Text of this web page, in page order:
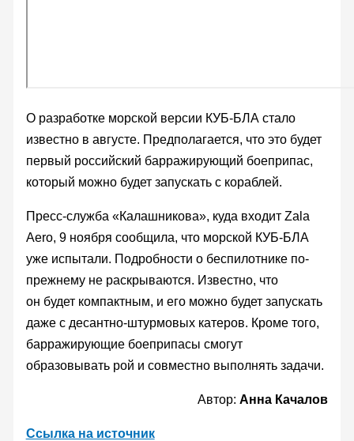
О разработке морской версии КУБ-БЛА стало
известно в августе. Предполагается, что это будет
первый российский барражирующий боеприпас,
который можно будет запускать с кораблей.
Пресс-служба «Калашникова», куда входит Zala
Aero, 9 ноября сообщила, что морской КУБ-БЛА
уже испытали. Подробности о беспилотнике по-
прежнему не раскрываются. Известно, что
он будет компактным, и его можно будет запускать
даже с десантно-штурмовых катеров. Кроме того,
барражирующие боеприпасы смогут
образовывать рой и совместно выполнять задачи.
Автор:Анна Качалов
Ссылка на источник